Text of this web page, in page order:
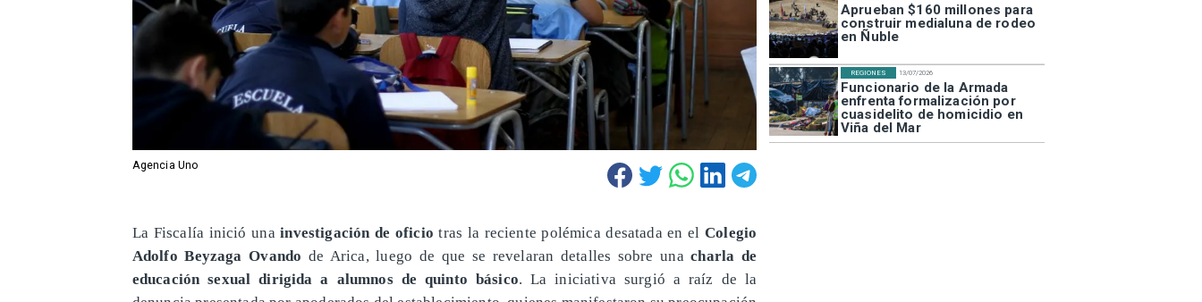
Agencia Uno
Aprueban $160 millones para
construir medialuna de rodeo
en Ñuble
13/07/2026
Funcionario de la Armada
enfrenta formalización por
cuasidelito de homicidio en
Viña del Mar
REGIONES
​La Fiscalía inició unainvestigación de oficio tras la reciente polémica desatada en elColegio
Adolfo Beyzaga Ovando de Arica, luego de que se revelaran detalles sobre unacharla de
educación sexual dirigida a alumnos de quinto básico. La iniciativa surgió a raíz de la